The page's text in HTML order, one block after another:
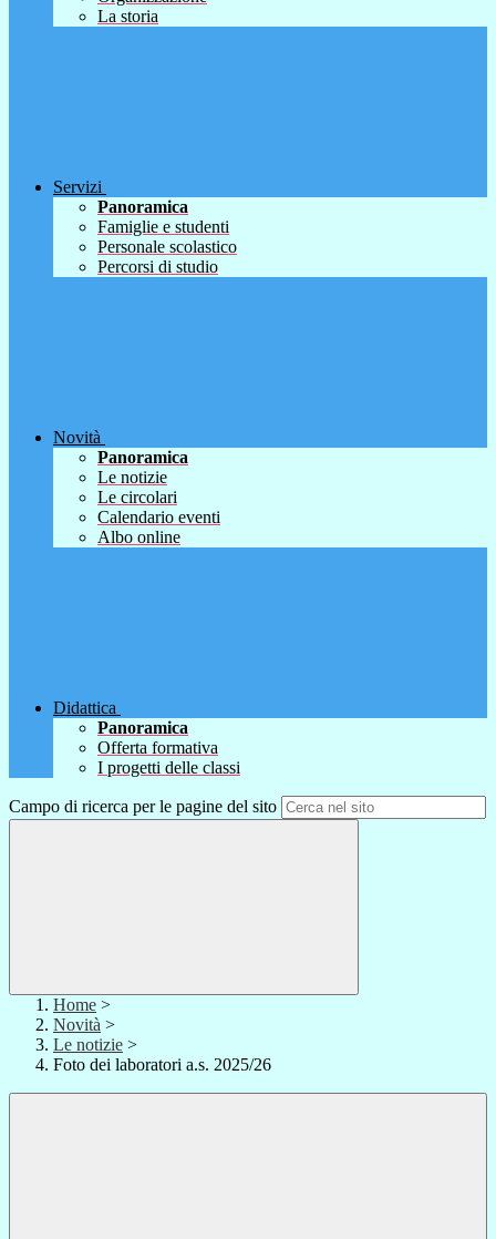
La storia
Servizi
Panoramica
Famiglie e studenti
Personale scolastico
Percorsi di studio
Novità
Panoramica
Le notizie
Le circolari
Calendario eventi
Albo online
Didattica
Panoramica
Offerta formativa
I progetti delle classi
Campo di ricerca per le pagine del sito
Home >
Novità >
Le notizie >
Foto dei laboratori a.s. 2025/26